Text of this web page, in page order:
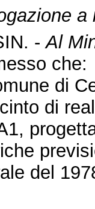
-Al
che:
di
di
del